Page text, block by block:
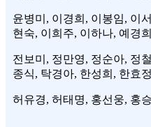
윤병미, 이경희, 이봉임, 이
현숙, 이희주, 이하나, 예경희
전보미, 정만영, 정순아, 정
종식, 탁경아, 한성희, 한효정
허유경, 허태명, 홍선웅, 홍